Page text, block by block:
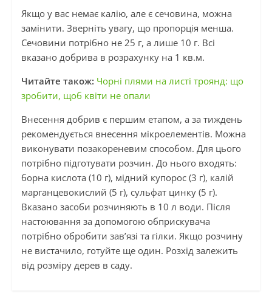
Якщо у вас немає калію, але є сечовина, можна
замінити. Зверніть увагу, що пропорція менша.
Сечовини потрібно не 25 г, а лише 10 г. Всі
вказано добрива в розрахунку на 1 кв.м.
Читайте також: Чорні плями на листі троянд: що
зробити, щоб квіти не опали
Внесення добрив є першим етапом, а за тиждень
рекомендується внесення мікроелементів. Можна
виконувати позакореневим способом. Для цього
потрібно підготувати розчин. До нього входять:
борна кислота (10 г), мідний купорос (3 г), калій
марганцевокислий (5 г), сульфат цинку (5 г).
Вказано засоби розчиняють в 10 л води. Після
настоювання за допомогою обприскувача
потрібно обробити зав’язі та гілки. Якщо розчину
не вистачило, готуйте ще один. Розхід залежить
від розміру дерев в саду.